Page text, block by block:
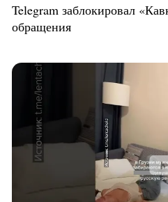
Telegram заблокировал
обращения